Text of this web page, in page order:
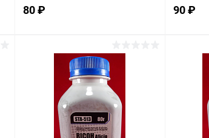
80 ₽
В корзину
Купить в 1 клик Сравнение
В избранное В наличии
90 ₽
В